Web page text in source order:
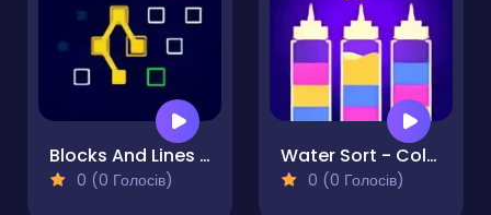
Blocks And Lines - Puzzle
0 (0 Голосів)
Water Sort - Color Sort Puzzle
0 (0 Голосів)